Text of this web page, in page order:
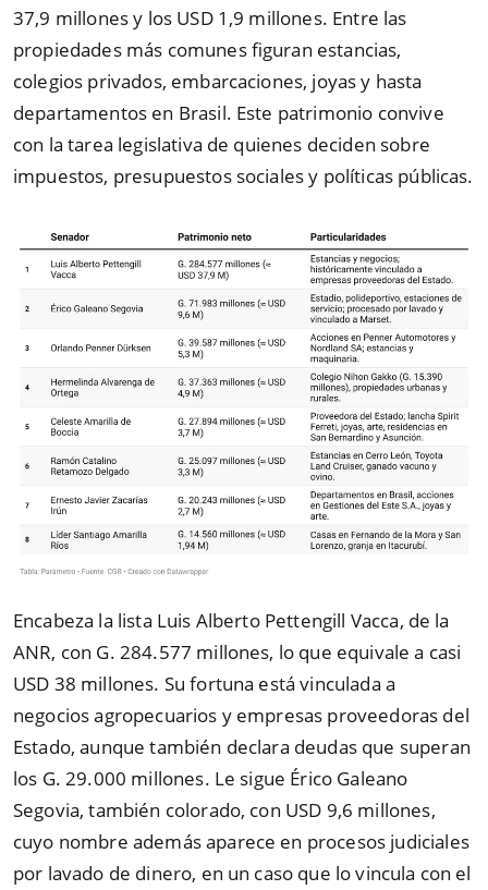
37,9 millones y los USD 1,9 millones. Entre las
propiedades más comunes figuran estancias,
colegios privados, embarcaciones, joyas y hasta
departamentos en Brasil. Este patrimonio convive
con la tarea legislativa de quienes deciden sobre
impuestos, presupuestos sociales y políticas públicas.
Encabeza la lista Luis Alberto Pettengill Vacca, de la
ANR, con G. 284.577 millones, lo que equivale a casi
USD 38 millones. Su fortuna está vinculada a
negocios agropecuarios y empresas proveedoras del
Estado, aunque también declara deudas que superan
los G. 29.000 millones. Le sigue Érico Galeano
Segovia, también colorado, con USD 9,6 millones,
cuyo nombre además aparece en procesos judiciales
por lavado de dinero, en un caso que lo vincula con el